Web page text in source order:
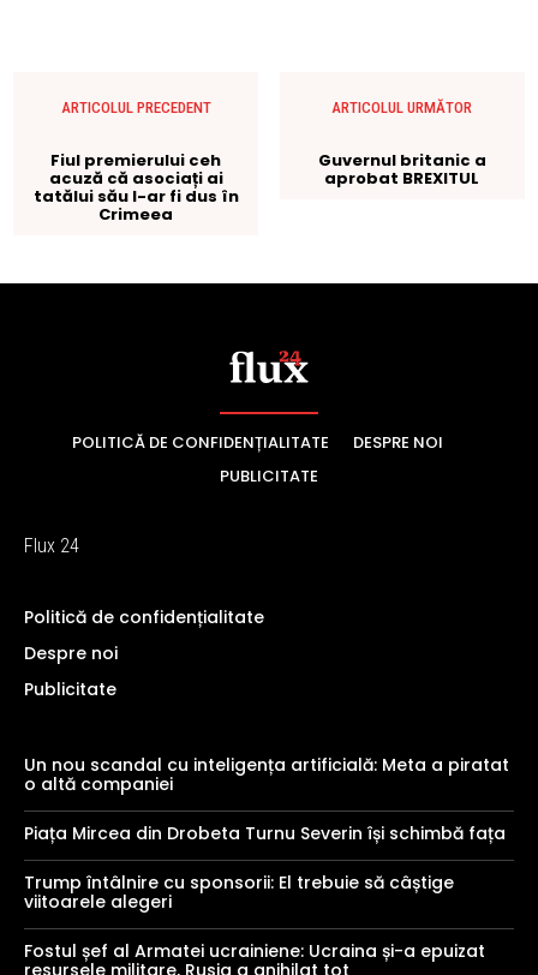
POLITICĂ DE CONFIDENȚIALITATE
DESPRE NOI
PUBLICITATE
Flux 24
Politică de confidențialitate
Despre noi
Publicitate
Un nou scandal cu inteligența artificială: Meta a piratat
o altă companiei
Piața Mircea din Drobeta Turnu Severin își schimbă fața
Trump întâlnire cu sponsorii: El trebuie să câștige
viitoarele alegeri
Fostul șef al Armatei ucrainiene: Ucraina și-a epuizat